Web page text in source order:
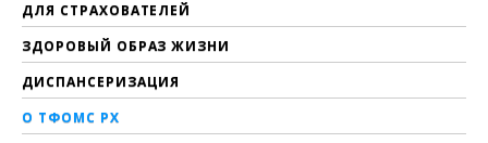
ДЛЯ СТРАХОВАТЕЛЕЙ
ЗДОРОВЫЙ ОБРАЗ ЖИЗНИ
ДИСПАНСЕРИЗАЦИЯ
О ТФОМС РХ